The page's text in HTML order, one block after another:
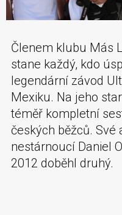
Členem klubu Más
stane každý, kdo
legendární závod
Mexiku. Na jeho
téměř kompletní
českých běžců. Své
nestárnoucí Daniel
2012 doběhl druhý.